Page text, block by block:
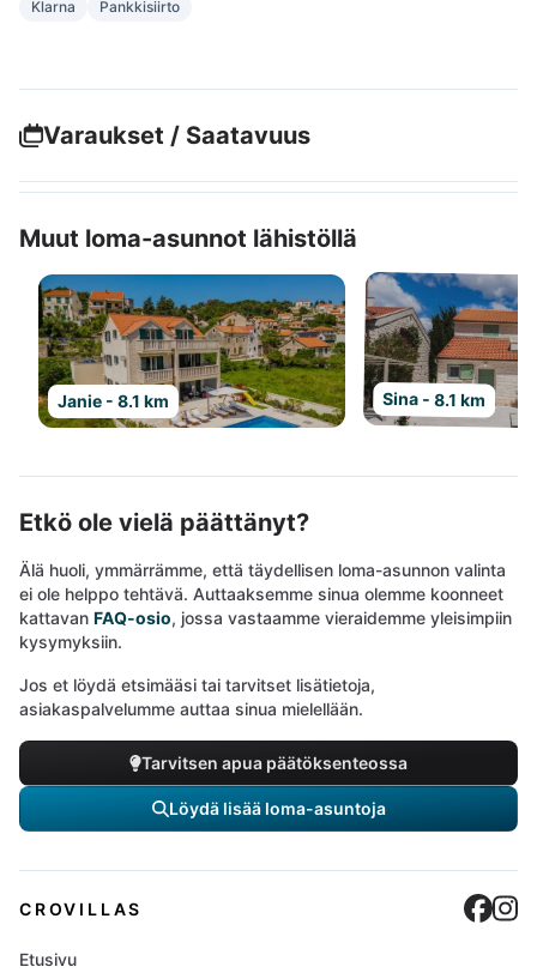
Klarna Pankkisiirto
Varaukset / Saatavuus
Muut loma-asunnot lähistöllä
Janie - 8.1 km Sina - 8.1 km
Etkö ole vielä päättänyt?
Älä huoli, ymmärrämme, että täydellisen loma-asunnon valinta
ei ole helppo tehtävä. Auttaaksemme sinua olemme koonneet
kattavan FAQ-osio, jossa vastaamme vieraidemme yleisimpiin
kysymyksiin.
Jos et löydä etsimääsi tai tarvitset lisätietoja,
asiakaspalvelumme auttaa sinua mielellään.
Tarvitsen apua päätöksenteossa
Löydä lisää loma-asuntoja
CROVILLAS
Etusivu